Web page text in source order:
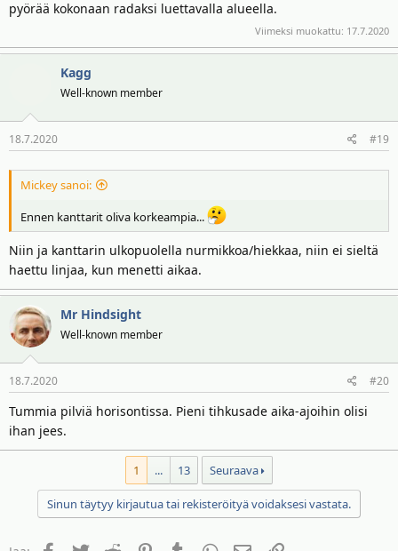
pyörää kokonaan radaksi luettavalla alueella.
Viimeksi muokattu: 17.7.2020
Kagg
Well-known member
18.7.2020 #19
Mickey sanoi:
Ennen kanttarit oliva korkeampia...
Niin ja kanttarin ulkopuolella nurmikkoa/hiekkaa, niin ei sieltä
haettu linjaa, kun menetti aikaa.
Mr Hindsight
Well-known member
18.7.2020 #20
Tummia pilviä horisontissa. Pieni tihkusade aika-ajoihin olisi
ihan jees.
1 ... 13 Seuraava
Sinun täytyy kirjautua tai rekisteröityä voidaksesi vastata.